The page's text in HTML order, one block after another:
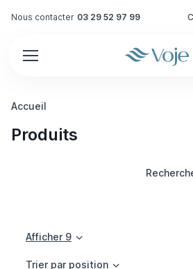
Nous contacter 03 29 52 97 99
Accueil
Produits
Afficher 9
Trier par position